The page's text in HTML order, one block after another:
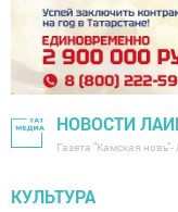
НОВОСТИ
Газета "Камская
КУЛЬТУРА